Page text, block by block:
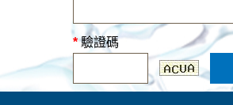
*驗證碼